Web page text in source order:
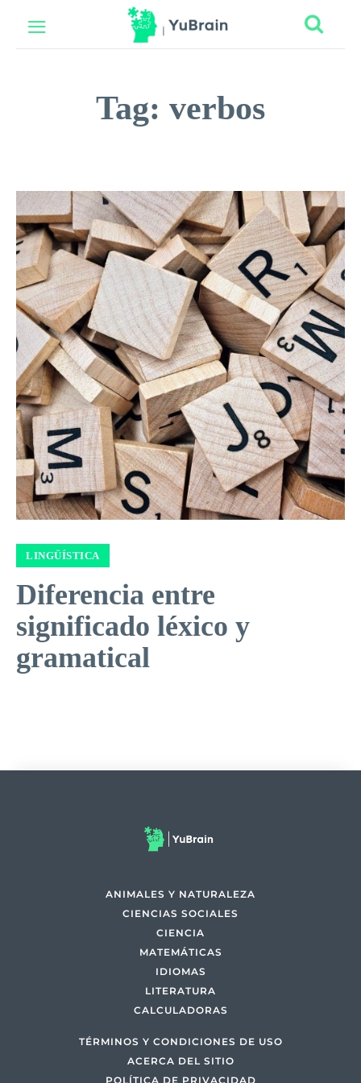
Tag: verbos
LINGÜÍSTICA
Diferencia entre
significado léxico y
gramatical
ANIMALES Y NATURALEZA
CIENCIAS SOCIALES
CIENCIA
MATEMÁTICAS
IDIOMAS
LITERATURA
CALCULADORAS
TÉRMINOS Y CONDICIONES DE USO
ACERCA DEL SITIO
POLÍTICA DE PRIVACIDAD